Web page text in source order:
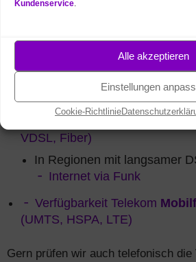
Kundenservice.
Alle akzeptieren
Einstellungen
Cookie-Richtlinie
überall in Deutschland mit
mit bis 250
MBit/s, mit Fiber / Glasfaser bis
1.000 MBit/s und perLTEmit bis zu
VDSL, Fiber)
In Regionen mit langsamer
Internet via Funk
Verfügbarkeit Telekom
(UMTS, HSPA, LTE)
Gern prüfen wir auch telefonisch die